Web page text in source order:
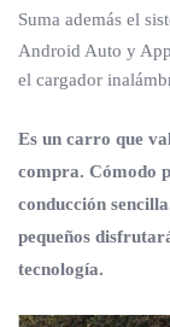
Suma además el
Android Auto y
el cargador
Es un carro que
compra. Cómodo
conducción
pequeños
tecnología.